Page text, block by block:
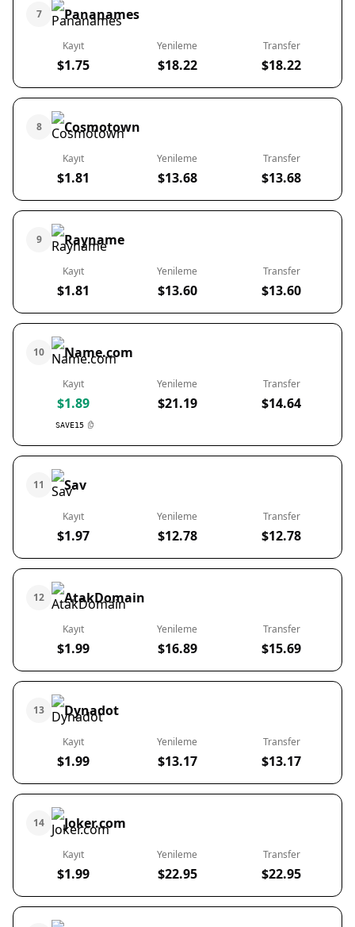
7 Pananames
Kayıt
$1.75
Yenileme
$18.22
Transfer
$18.22
8 Cosmotown
Kayıt
$1.81
Yenileme
$13.68
Transfer
$13.68
9 Rayname
Kayıt
$1.81
Yenileme
$13.60
Transfer
$13.60
10 Name.com
Kayıt
$1.89
SAVE15
Yenileme
$21.19
Transfer
$14.64
11 Sav
Kayıt
$1.97
Yenileme
$12.78
Transfer
$12.78
12 AtakDomain
Kayıt
$1.99
Yenileme
$16.89
Transfer
$15.69
13 Dynadot
Kayıt
$1.99
Yenileme
$13.17
Transfer
$13.17
14 Joker.com
Kayıt
$1.99
Yenileme
$22.95
Transfer
$22.95